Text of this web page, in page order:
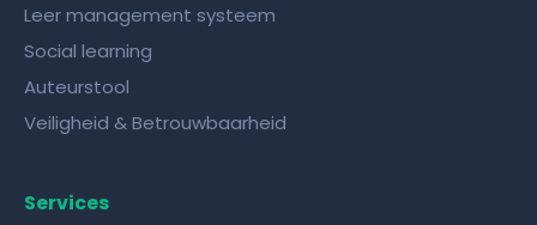
Leer management systeem
Social learning
Auteurstool
Veiligheid & Betrouwbaarheid
Services